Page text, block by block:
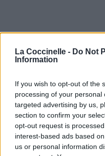
La Coccinelle - Do Not
Information
If you wish to opt-out of the
processing of your
targeted advertising by us,
section to confirm your
opt-out request is
interest-based ads based
us or personal information